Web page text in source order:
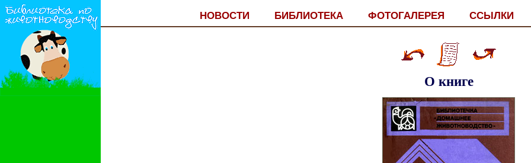
НОВОСТИ БИБЛИОТЕКА ФОТОГАЛЕРЕЯ ССЫЛКИ
О книге